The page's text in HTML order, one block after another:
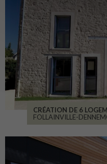
CRÉATION DE 6
FOLLAINVILLE-